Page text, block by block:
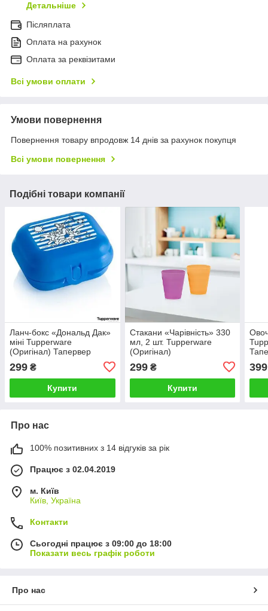
Детальніше
Післяплата
Оплата на рахунок
Оплата за реквізитами
Всі умови оплати
Умови повернення
Повернення товару впродовж 14 днів за рахунок покупця
Всі умови повернення
Подібні товари компанії
Ланч-бокс «Дональд Дак»
міні Tupperware
(Оригінал) Тапервер
299 ₴
Купити
Стакани «Чарівність» 330
мл, 2 шт. Tupperware
(Оригінал)
299₴
Купити
399
Про нас
100% позитивних з 14 відгуків за рік
Працює з 02.04.2019
м. Київ
Київ, Україна
Контакти
Сьогодні працює з 09:00 до 18:00
Показати весь графік роботи
Про нас